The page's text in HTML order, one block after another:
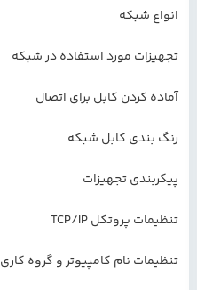
انواع شبکه
تجهیزات مورد استفاده در شبکه
آماده کردن کابل برای اتصال
رنگ بندی کابل شبکه
پیکربندی تجهیزات
تنظیمات پروتکل TCP/IP
تنظیمات نام کامپیوتر و گروه کاری